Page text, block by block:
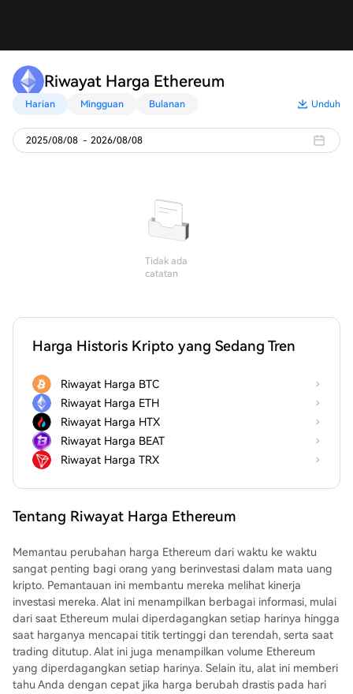
Riwayat Harga Ethereum
Harian Mingguan Bulanan Unduh
2025/08/08 - 2026/08/08
Tidak ada
catatan
Harga Historis Kripto yang Sedang Tren
Riwayat Harga BTC
Riwayat Harga ETH
Riwayat Harga HTX
Riwayat Harga BEAT
Riwayat Harga TRX
Tentang Riwayat Harga Ethereum
Memantau perubahan harga Ethereum dari waktu ke waktu
sangat penting bagi orang yang berinvestasi dalam mata uang
kripto. Pemantauan ini membantu mereka melihat kinerja
investasi mereka. Alat ini menampilkan berbagai informasi, mulai
dari saat Ethereum mulai diperdagangkan setiap harinya hingga
saat harganya mencapai titik tertinggi dan terendah, serta saat
trading ditutup. Alat ini juga menampilkan volume Ethereum
yang diperdagangkan setiap harinya. Selain itu, alat ini memberi
tahu Anda dengan cepat jika harga berubah drastis pada hari